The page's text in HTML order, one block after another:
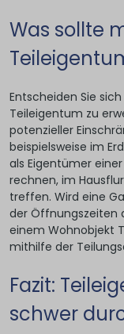
Was sollte
Entscheiden Sie
Teileigentum zu
potenzieller
beispielsweise im
als Eigentümer
rechnen, im
treffen. Wird eine
der Öffnungszeiten
einem Wohnobjekt
mithilfe der
Fazit:
schwer